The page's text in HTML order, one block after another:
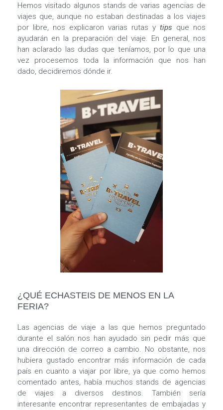
Hemos visitado algunos stands de varias agencias de
viajes que, aunque no estaban destinadas a los viajes
por libre, nos explicaron varias rutas y tips que nos
ayudarán en la preparación del viaje. En general, nos
han aclarado las dudas que teníamos, por lo que una
vez procesemos toda la información que nos han
dado, decidiremos dónde ir.
¿QUÉ ECHASTEIS DE MENOS EN LA
FERIA?
Las agencias de viaje a las que hemos preguntado
durante el salón nos han ayudado sin pedir más que
una dirección de correo a cambio. No obstante, nos
hubiera gustado encontrar más información de cada
país en cuanto a viajar por libre, ya que como hemos
comentado antes, había muchos stands de agencias
de viajes a diversos destinos. También sería
interesante encontrar representantes de embajadas y